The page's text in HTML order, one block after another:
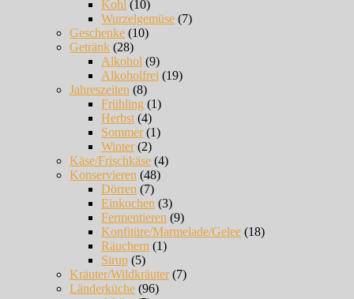
Kohl (10)
Wurzelgemüse (7)
Geschenke (10)
Getränk (28)
Alkohol (9)
Alkoholfrei (19)
Jahreszeiten (8)
Frühling (1)
Herbst(4)
Sommer(1)
Winter(2)
Käse/Frischkäse (4)
Konservieren (48)
Dörren (7)
Einkochen (3)
Fermentieren (9)
Konfitüre/Marmelade/Gelee (18)
Räuchern (1)
Sirup (5)
Kräuter/Wildkräuter(7)
Länderküche (96)